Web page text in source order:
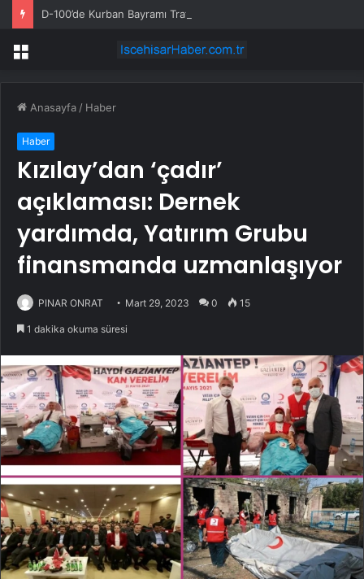
D-100’de Kurban Bayramı Trafik Yoğunluğu
Menü
Anasayfa / Haber
Haber
Kızılay’dan ‘çadır’
açıklaması: Dernek
yardımda, Yatırım Grubu
finansmanda uzmanlaşıyor
PINAR ONRAT Mart 29, 2023 0 15
1 dakika okuma süresi